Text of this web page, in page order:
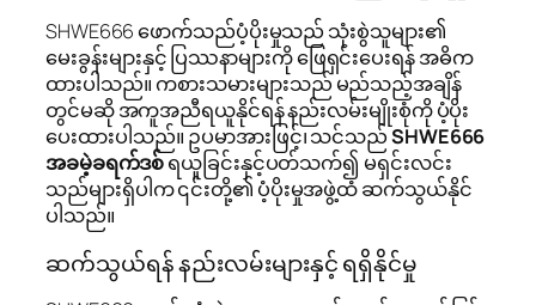
SHWE666 ဖောက်သည်ပံ့ပိုးမှုသည် သုံးစွဲသူများ၏
မေးခွန်းများနှင့် ပြဿနာများကို ဖြေရှင်းပေးရန် အဓိက
ထားပါသည်။ ကစားသမားများသည် မည်သည့်အချိန်
တွင်မဆို အကူအညီရယူနိုင်ရန် နည်းလမ်းမျိုးစုံကို ပံ့ပိုး
ပေးထားပါသည်။ ဥပမာအားဖြင့်၊ သင်သည်SHWE666
အခမဲ့ခရက်ဒစ်ရယူခြင်းနှင့်ပတ်သက်၍ မရှင်းလင်း
သည်များရှိပါက ၎င်းတို့၏ ပံ့ပိုးမှုအဖွဲ့ထံ ဆက်သွယ်နိုင်
ပါသည်။
ဆက်သွယ်ရန် နည်းလမ်းများနှင့် ရရှိနိုင်မှု